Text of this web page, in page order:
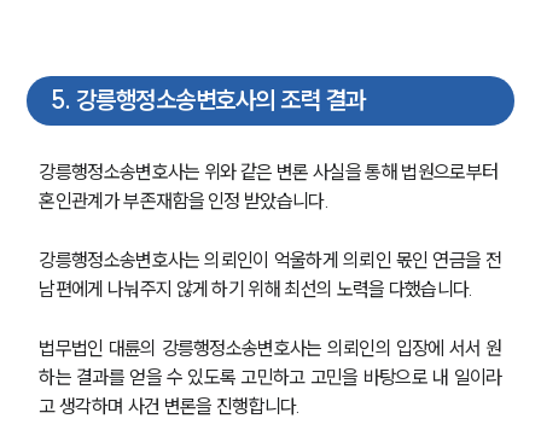
5. 강릉행정소송변호사의 조력 결과
강릉행정소송변호사는 위와 같은 변론 사실을 통해 법원으로부터
혼인관계가 부존재함을 인정 받았습니다.
강릉행정소송변호사는 의뢰인이 억울하게 의뢰인 몫인 연금을 전
남편에게 나눠주지 않게 하기 위해 최선의 노력을 다했습니다.
법무법인 대륜의 강릉행정소송변호사는 의뢰인의 입장에 서서 원
하는 결과를 얻을 수 있도록 고민하고 고민을 바탕으로 내 일이라
고 생각하며 사건 변론을 진행합니다.